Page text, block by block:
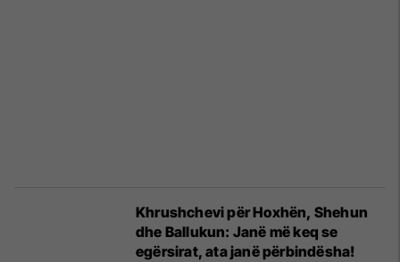
Khrushchevi për Hoxhën, Shehun
dhe Ballukun: Janë më keq se
egërsirat, ata janë përbindësha!